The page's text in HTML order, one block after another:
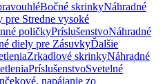
Bočné skrinkyNáhradné
pre Stredne vysoké
poličkyPríslušenstvoNáhradné
diely pre ZásuvkyĎalšie
Zrkadlové skrinkyNáhradné
PríslušenstvoSvetelné
napájanie zo